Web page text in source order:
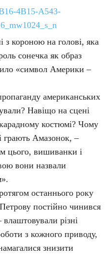
з короною на голові, яка
сонечка як образ
«символ Америки –
американських
Навіщо на сцені
костюмі? Чому
грають Амазонок, –
цього, вишиванки і
вони назвали
останнього року
постійно чинився
різні
з кожного приводу,
знизити